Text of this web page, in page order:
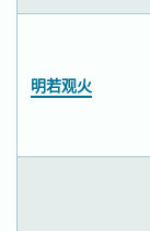
明若观火